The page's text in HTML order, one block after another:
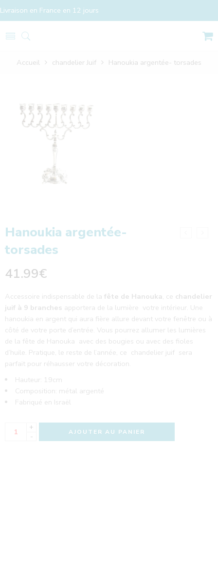
Livraison en France en 12 jours
Accueil chandelier Juif Hanoukia argentée- torsades
Hanoukia argentée-
torsades
41.99€
Accessoire indispensable de la fête de Hanouka, ce chandelier
juif à 9 branches apportera de la lumière votre intérieur. Une
hanoukia en argent qui aura fière allure devant votre fenêtre ou à
côté de votre porte d’entrée. Vous pourrez allumer les lumières
de la fête de Hanouka avec des bougies ou avec des fioles
d’huile. Pratique, le reste de l’année, ce chandelier juif sera
parfait pour réhausser votre décoration.
Hauteur: 19cm
Composition: métal argenté
Fabriqué en Israël
+
-
AJOUTER AU PANIER